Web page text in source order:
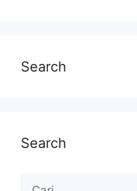
Search
Search